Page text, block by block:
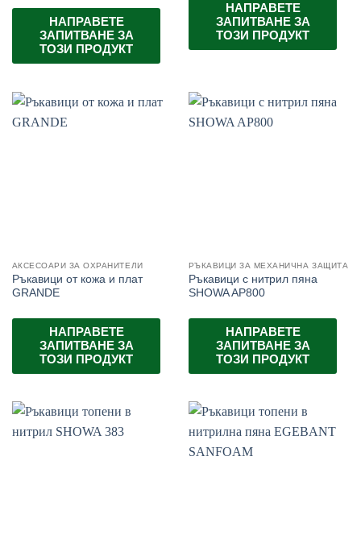
НАПРАВЕТЕ
ЗАПИТВАНЕ ЗА
ТОЗИ ПРОДУКТ
НАПРАВЕТЕ
ЗАПИТВАНЕ ЗА
ТОЗИ ПРОДУКТ
АКСЕСОАРИ ЗА ОХРАНИТЕЛИ
Ръкавици от кожа и плат
GRANDE
НАПРАВЕТЕ
ЗАПИТВАНЕ ЗА
ТОЗИ ПРОДУКТ
РЪКАВИЦИ ЗА МЕХАНИЧНА ЗАЩИТА
Ръкавици с нитрил пяна
SHOWA AP800
НАПРАВЕТЕ
ЗАПИТВАНЕ ЗА
ТОЗИ ПРОДУКТ